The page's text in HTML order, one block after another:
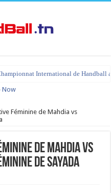
International de Handball
Féminine de Mahdia vs
de Mahdia vs
de Sayada